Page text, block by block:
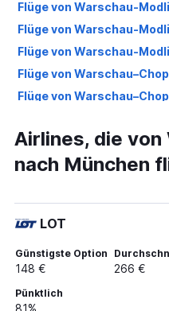
Flüge von Warschau-
Flüge von Warschau-
Flüge von Warschau-
Flüge von
Flüge von
Flüge von
Flüge von Warschau-
Flüge von
Flüge von Warschau-
Flüge von
Flüge von
Flüge von Warschau-
Airlines, die von
nach München
LOT
Günstigste Option
148 € 266 €
Pünktlich